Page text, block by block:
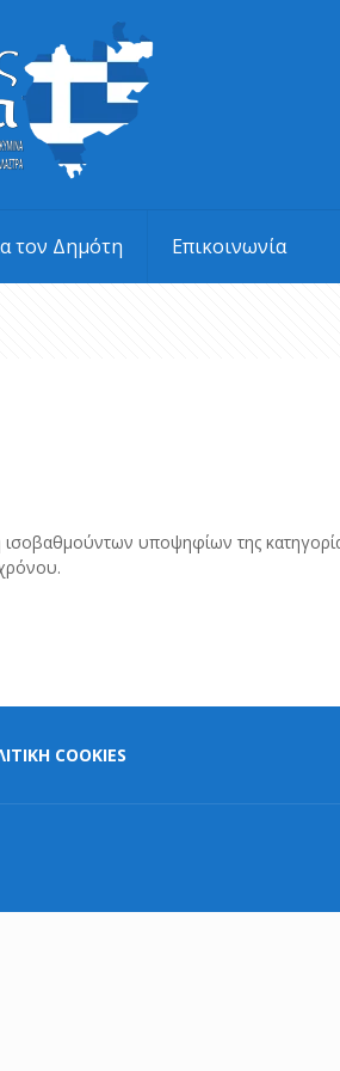
τον Δημότη Επικοινωνία
υποψηφίων της
COOKIES